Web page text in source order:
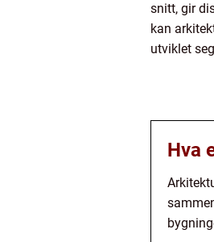
snitt, gir
kan
utviklet
Hva